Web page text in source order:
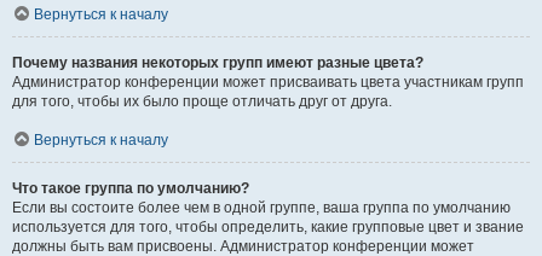
Вернуться к началу
Почему названия некоторых групп имеют разные цвета?
Администратор конференции может присваивать цвета участникам групп
для того, чтобы их было проще отличать друг от друга.
Вернуться к началу
Что такое группа по умолчанию?
Если вы состоите более чем в одной группе, ваша группа по умолчанию
используется для того, чтобы определить, какие групповые цвет и звание
должны быть вам присвоены. Администратор конференции может